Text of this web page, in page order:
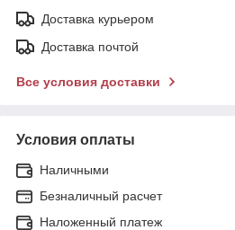
Доставка курьером
Доставка почтой
Все условия доставки
Условия оплаты
Наличными
Безналичный расчет
Наложенный платеж